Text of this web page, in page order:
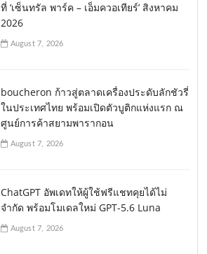
ที่ ‘เซ็นทรัล พาร์ค – เอ็มควอเทียร์’ สิงหาคม
2026
August 7, 2026
boucheron ก้าวสู่ตลาดเครื่องประดับลักชัวรี่
ในประเทศไทย พร้อมเปิดตัวบูติกแห่งแรก ณ
ศูนย์การค้าสยามพารากอน
August 7, 2026
ChatGPT อัพเดทให้ผู้ใช้ฟรีแชทคุยได้ไม่
จำกัด พร้อมโมเดลใหม่ GPT-5.6 Luna
August 7, 2026